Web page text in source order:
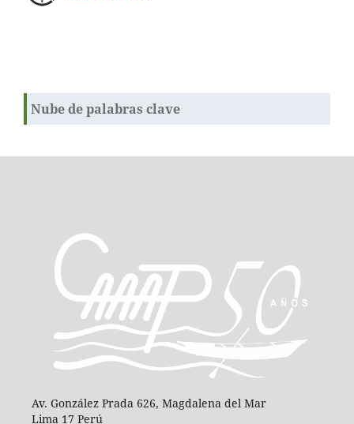
Nube de palabras clave
Av. González Prada 626, Magdalena del Mar
Lima 17 Perú